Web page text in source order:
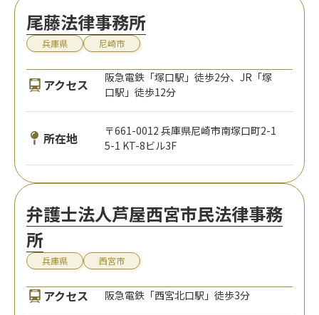
尾藤法律事務所
兵庫県 尼崎市
アクセス
阪急電鉄「塚口駅」徒歩2分、JR「塚
口駅」徒歩12分
所在地
〒661-0012 兵庫県尼崎市南塚口町2-1
5-1 KT-8ビル3F
弁護士法人芦屋西宮市民法律事務
所
兵庫県 西宮市
アクセス 阪急電鉄「西宮北口駅」徒歩3分